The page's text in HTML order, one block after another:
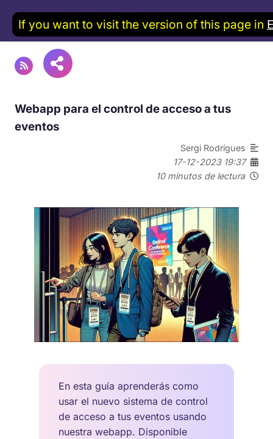
Webapp para el control de acceso a tus
eventos
Sergi Rodrígues
17-12-2023 19:37
10 minutos de lectura
En esta guía aprenderás como
usar el nuevo sistema de control
de acceso a tus eventos usando
nuestra webapp. Disponible
If you want to visit the version of this page in